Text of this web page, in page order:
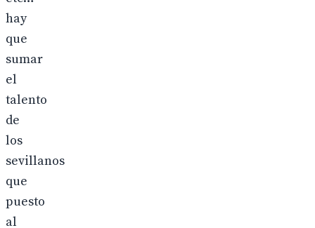
hay
que
sumar
el
talento
de
los
sevillanos
que
puesto
al